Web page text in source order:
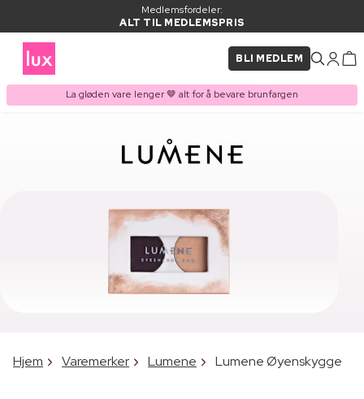
Medlemsfordeler:
ALT TIL MEDLEMSPRIS
BLI MEDLEM
La gløden vare lenger 🤎 alt for å bevare brunfargen
Hjem Varemerker Lumene Lumene Øyenskygge